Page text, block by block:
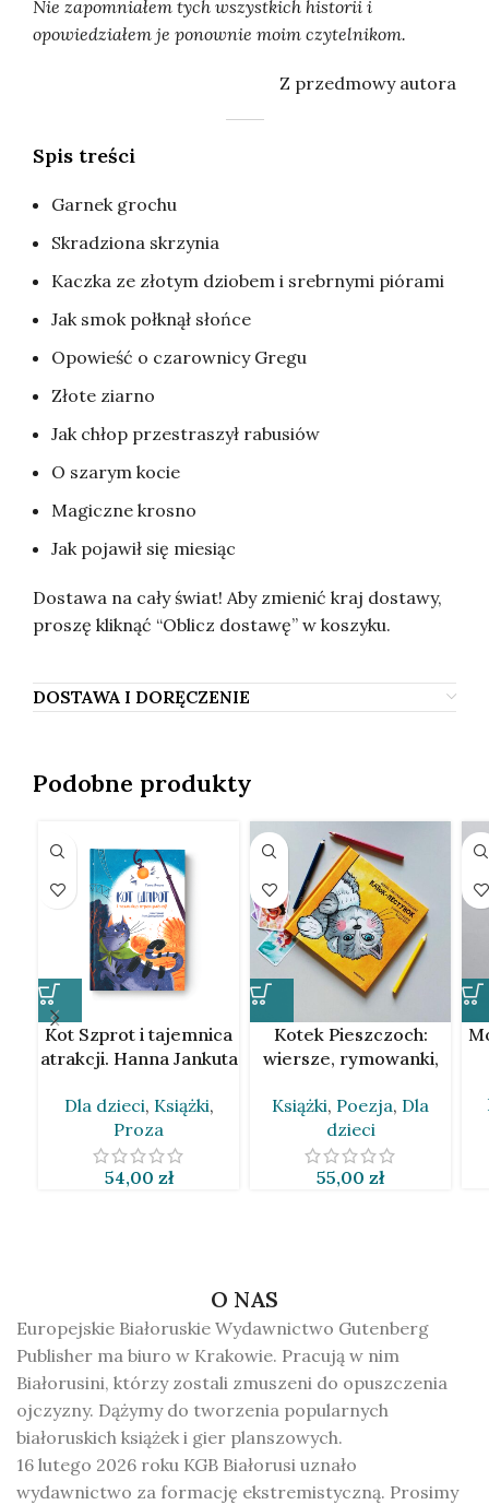
Nie zapomniałem tych wszystkich historii i
opowiedziałem je ponownie moim czytelnikom.
Z przedmowy autora
Spis treści
Garnek grochu
Skradziona skrzynia
Kaczka ze złotym dziobem i srebrnymi piórami
Jak smok połknął słońce
Opowieść o czarownicy Gregu
Złote ziarno
Jak chłop przestraszył rabusiów
O szarym kocie
Magiczne krosno
Jak pojawił się miesiąc
Dostawa na cały świat! Aby zmienić kraj dostawy,
proszę kliknąć “Oblicz dostawę” w koszyku.
DOSTAWA I DORĘCZENIE
Podobne produkty
Kot Szprot i tajemnica
atrakcji. Hanna Jankuta
Dla dzieci, Książki,
Proza
54,00 zł
Kotek Pieszczoch:
wiersze, rymowanki,
Książki, Poezja, Dla
dzieci
55,00 zł
O NAS
Europejskie Białoruskie Wydawnictwo Gutenberg
Publisher ma biuro w Krakowie. Pracują w nim
Białorusini, którzy zostali zmuszeni do opuszczenia
ojczyzny. Dążymy do tworzenia popularnych
białoruskich książek i gier planszowych.
16 lutego 2026 roku KGB Białorusi uznało
wydawnictwo za formację ekstremistyczną. Prosimy